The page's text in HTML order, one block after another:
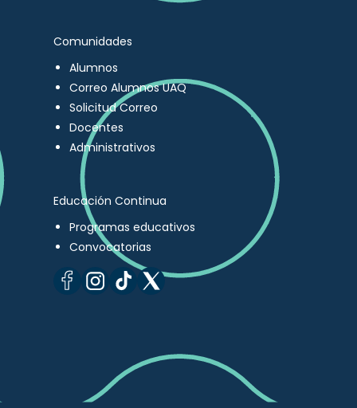
Comunidades
Alumnos
Correo Alumnos UAQ
Solicitud Correo
Docentes
Administrativos
Educación Continua
Programas educativos
Convocatorias